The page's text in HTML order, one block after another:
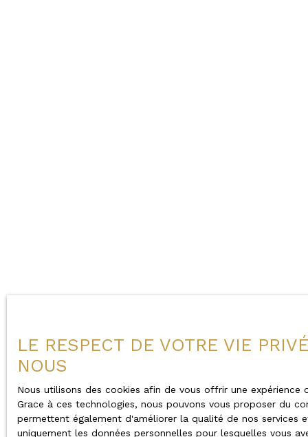
LE RESPECT DE VOTRE VIE
NOUS
Nous utilisons des cookies afin de vous offrir une
Grace à ces technologies, nous pouvons vous proposer du
permettent également d'améliorer la qualité de nos services
uniquement les données personnelles pour lesquelles vous